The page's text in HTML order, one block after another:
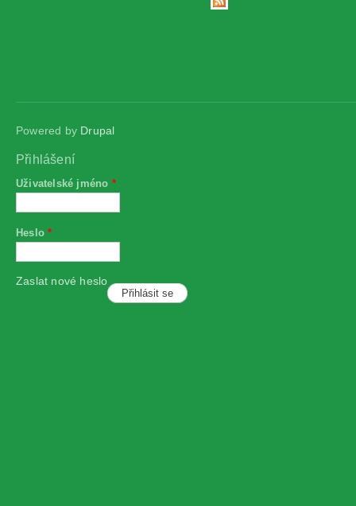
Powered by Drupal
Přihlášení
Uživatelské jméno *
Heslo*
Zaslat nové heslo